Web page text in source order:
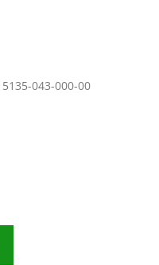
5135-043-000-00